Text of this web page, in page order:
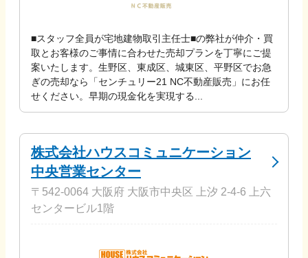
■スタッフ全員が宅地建物取引主任士■の弊社が仲介・買
取とお客様のご事情に合わせた売却プランを丁寧にご提
案いたします。生野区、東成区、城東区、平野区でお急
ぎの売却なら「センチュリー21 NC不動産販売」にお任
せください。早期の現金化を実現する...
株式会社ハウスコミュニケーション
中央営業センター
〒542-0064 大阪府 大阪市中央区 上汐 2-4-6 上六
センタービル1階